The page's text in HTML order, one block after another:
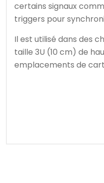
certains signaux
triggers pour
Il est utilisé dans des
taille 3U (10 cm) de
emplacements de